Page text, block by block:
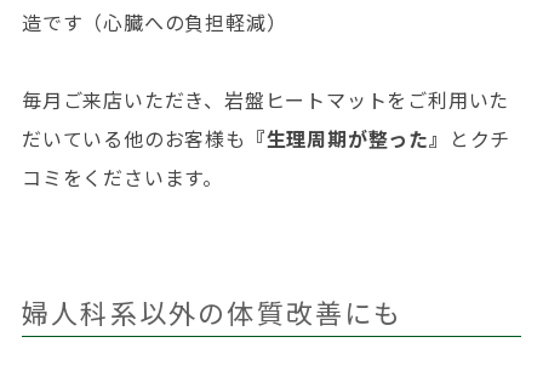
造です（心臓への負担軽減）
毎月ご来店いただき、岩盤ヒートマットをご利用いた
だいている他のお客様も 『生理周期が整った』 とクチ
コミをくださいます。
婦人科系以外の体質改善にも